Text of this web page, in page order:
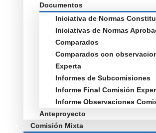
Documentos
Iniciativa de Normas
Iniciativas de Normas
Comparados
Comparados con
Experta
Informes de Subcomisiones
Informe Final Comisión
Informe Observaciones
Anteproyecto
Comisión Mixta